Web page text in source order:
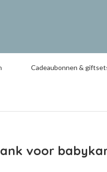
Cadeaubonnen &
voor